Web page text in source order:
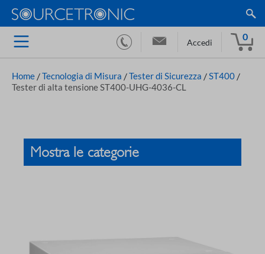
Accedi
0
Home /Tecnologia di Misura /Tester di Sicurezza /ST400 /
Tester di alta tensione ST400-UHG-4036-CL
Mostra le categorie